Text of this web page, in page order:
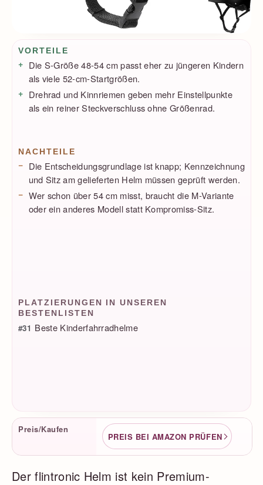
Vorteile / Nachteile
VORTEILE
Die S-Größe 48-54 cm passt eher zu jüngeren Kindern
als viele 52-cm-Startgrößen.
Drehrad und Kinnriemen geben mehr Einstellpunkte
als ein reiner Steckverschluss ohne Größenrad.
NACHTEILE
Die Entscheidungsgrundlage ist knapp; Kennzeichnung
und Sitz am gelieferten Helm müssen geprüft werden.
Wer schon über 54 cm misst, braucht die M-Variante
oder ein anderes Modell statt Kompromiss-Sitz.
PLATZIERUNGEN IN UNSEREN
BESTENLISTEN
#31 Beste Kinderfahrradhelme
Produktfakten
Preis/Kaufen
PREIS BEI AMAZON PRÜFEN
Der flintronic Helm ist kein Premium-